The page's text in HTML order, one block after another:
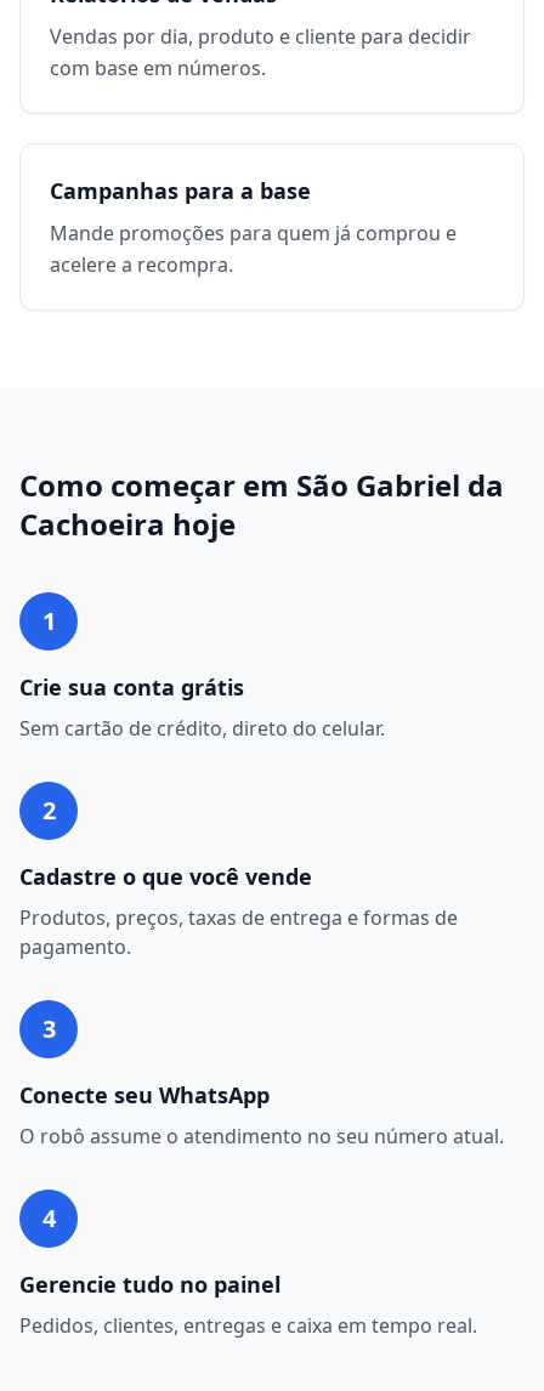
Vendas por dia, produto e cliente para decidir
com base em números.
Campanhas para a base
Mande promoções para quem já comprou e
acelere a recompra.
Como começar em São Gabriel da
Cachoeira hoje
1
Crie sua conta grátis
Sem cartão de crédito, direto do celular.
2
Cadastre o que você vende
Produtos, preços, taxas de entrega e formas de
pagamento.
3
Conecte seu WhatsApp
O robô assume o atendimento no seu número atual.
4
Gerencie tudo no painel
Pedidos, clientes, entregas e caixa em tempo real.